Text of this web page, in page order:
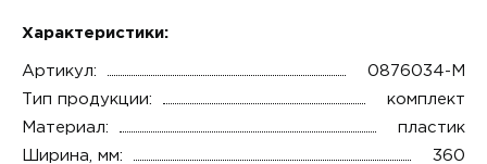
Характеристики:
Артикул:
0876034-М
Тип продукции:
комплект
Материал:
пластик
Ширина, мм:
360